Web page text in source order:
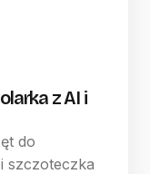
z AI i
do
szczoteczka